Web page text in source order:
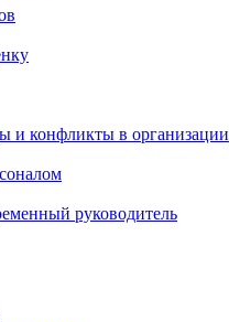
и конфликты в организации
руководитель